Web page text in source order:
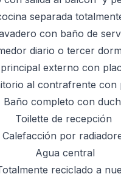
separada
con baño de
diario o tercer
externo con
al contrafrente con
Baño completo con
Toilette de recepción
Calefacción por
Agua central
reciclado a